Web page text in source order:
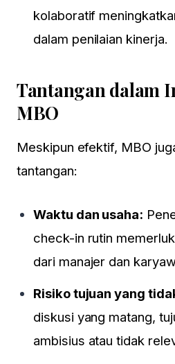
kolaboratif
dalam penilaian kinerja.
Tantangan dalam
MBO
Meskipun efektif, MBO
tantangan:
Waktu dan usaha:
check-in rutin
dari manajer dan
Risiko tujuan yang
diskusi yang matang,
ambisius atau tidak